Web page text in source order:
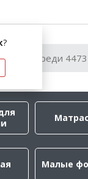
?
Малые